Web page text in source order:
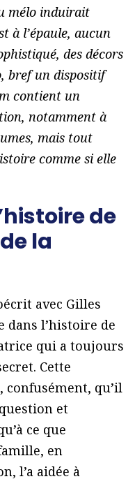
mélo induirait
à l’épaule, aucun
des décors
bref un dispositif
contient un
notamment à
mais tout
comme si elle
de
la
avec Gilles
l’histoire de
qui a toujours
Cette
qu’il
et
ce que
en
l’a aidée à